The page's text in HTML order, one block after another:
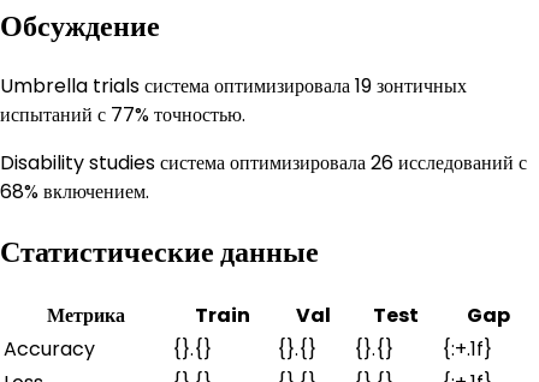
Обсуждение
Umbrella trials система оптимизировала 19 зонтичных
испытаний с 77% точностью.
Disability studies система оптимизировала 26 исследований с
68% включением.
Статистические данные
Метрика Train Val Test
Gap
Accuracy
{}.{} {}.{} {}.{}
{:+.1f}